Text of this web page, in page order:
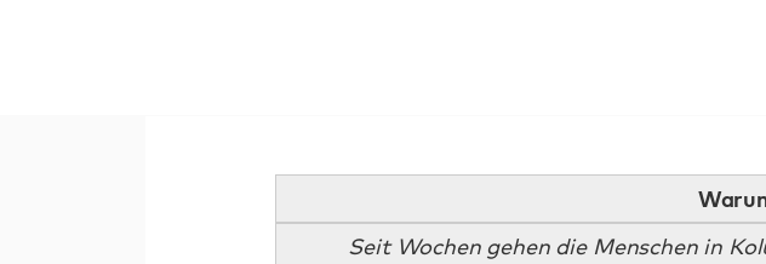
Seit Wochen gehen die Menschen in